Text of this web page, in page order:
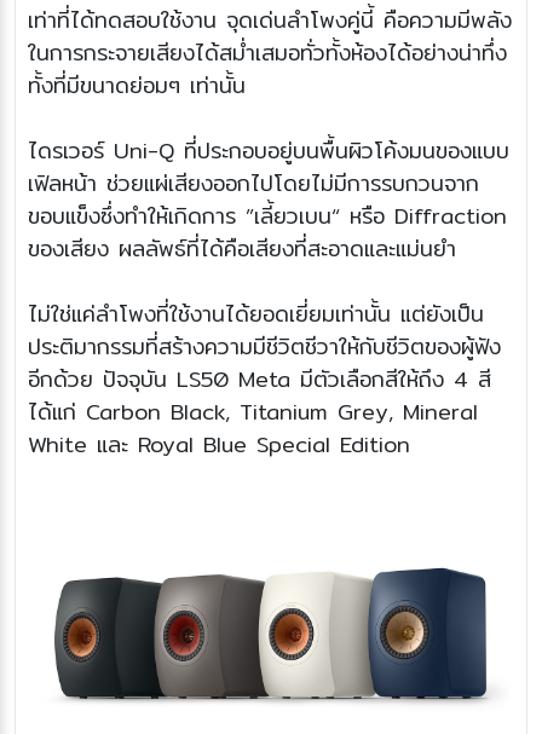
เท่าที่ได้ทดสอบใช้งาน จุดเด่นลำโพงคู่นี้ คือความมีพลัง
ในการกระจายเสียงได้สม่ำเสมอทั่วทั้งห้องได้อย่างน่าทึ่ง
ทั้งที่มีขนาดย่อมๆ เท่านั้น
ไดรเวอร์ Uni-Q ที่ประกอบอยู่บนพื้นผิวโค้งมนของแบบ
เฟิลหน้า ช่วยแผ่เสียงออกไปโดยไม่มีการรบกวนจาก
ขอบแข็งซึ่งทำให้เกิดการ ”เลี้ยวเบน“ หรือ Diffraction
ของเสียง ผลลัพธ์ที่ได้คือเสียงที่สะอาดและแม่นยำ
ไม่ใช่แค่ลำโพงที่ใช้งานได้ยอดเยี่ยมเท่านั้น แต่ยังเป็น
ประติมากรรมที่สร้างความมีชีวิตชีวาให้กับชีวิตของผู้ฟัง
อีกด้วย ปัจจุบัน LS50 Meta มีตัวเลือกสีให้ถึง 4 สี
ได้แก่ Carbon Black, Titanium Grey, Mineral
White และ Royal Blue Special Edition